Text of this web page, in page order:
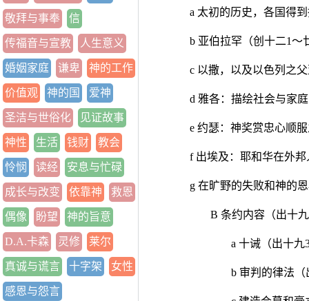
敬拜与事奉 信
传福音与宣教 人生意义
婚姻家庭 谦卑 神的工作
价值观 神的国 爱神
圣洁与世俗化 见证故事
神性 生活 钱财 教会
怜悯 读经 安息与忙碌
成长与改变 依靠神 救恩
偶像 盼望 神的旨意
D.A.卡森 灵修 莱尔
真诚与谎言 十字架 女性
感恩与怨言
a 太初的历史，各国得
b 亚伯拉罕（创十二1～
c 以撒，以及以色列之
d 雅各：描绘社会与家
e 约瑟：神奖赏忠心顺
f 出埃及：耶和华在外
g 在旷野的失败和神的
B 条约内容（出十
a 十诫（出十九
b 审判的律法（